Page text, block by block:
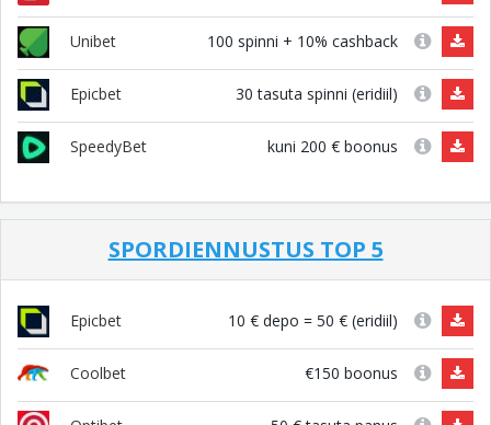
Unibet 100 spinni + 10% cashback
Epicbet 30 tasuta spinni (eridiil)
SpeedyBet kuni 200 € boonus
SPORDIENNUSTUS TOP 5
Epicbet 10 € depo = 50 € (eridiil)
Coolbet €150 boonus